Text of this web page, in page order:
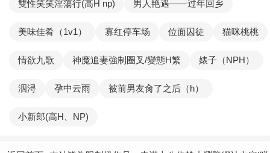
雙性笑笑淫蕩行(高H np) 男人艳遇——过年回乡
美味佳肴（1v1） 寡红停车场 位面囚徒 猫咪桃桃
情欲九歌 神魔追妻強制圈叉/變態H繁 婊子（NPH）
洇浔 孕中云雨 被前男友肏了之后（h）
小新郎(高H、NP)